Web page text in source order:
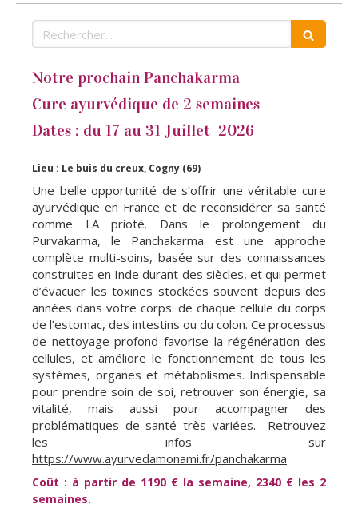
Rechercher
Notre prochain Panchakarma
Cure ayurvédique de 2 semaines
Dates : du 17 au 31 Juillet 2026
Lieu : Le buis du creux, Cogny (69)
Une belle opportunité de s’offrir une véritable cure
ayurvédique en France et de reconsidérer sa santé
comme LA prioté. Dans le prolongement du
Purvakarma, le Panchakarma est une approche
complète multi-soins, basée sur des connaissances
construites en Inde durant des siècles, et qui permet
d’évacuer les toxines stockées souvent depuis des
années dans votre corps. de chaque cellule du corps
de l’estomac, des intestins ou du colon. Ce processus
de nettoyage profond favorise la régénération des
cellules, et améliore le fonctionnement de tous les
systèmes, organes et métabolismes. Indispensable
pour prendre soin de soi, retrouver son énergie, sa
vitalité, mais aussi pour accompagner des
problématiques de santé très variées. Retrouvez
les infos sur
https://www.ayurvedamonami.fr/panchakarma
Coût : à partir de 1190 € la semaine, 2340 € les 2
semaines.